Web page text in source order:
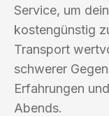
Service, um
kostengünstig
Transport
schwerer
Erfahrungen
Abends.